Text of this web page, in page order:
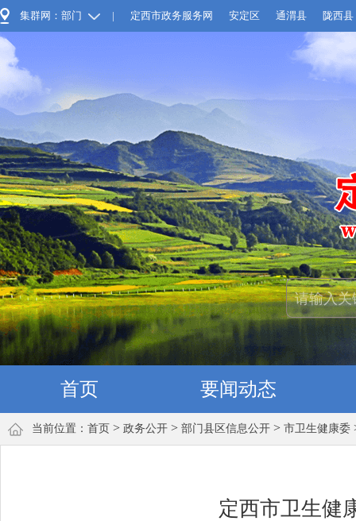
集群网：部门 | 定西市政务服务网 安定区 通渭县 陇西县
首页 要闻动态
当前位置： 首页 > 政务公开 > 部门县区信息公开 > 市卫生健康委
定西市卫生健